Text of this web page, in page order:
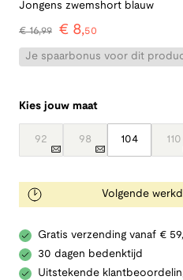
Jongens zwemshort blauw
€16,99 € 8,50
Je spaarbonus voor dit
Kies jouw maat
92 98 104 110
Volgende
Gratis verzending vanaf €
30 dagen bedenktijd
Uitstekende